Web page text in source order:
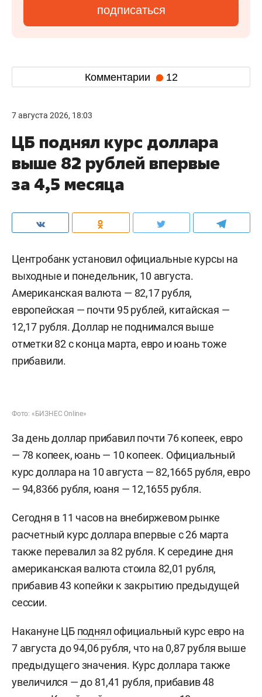
подписаться
Комментарии 12
7 августа 2026, 18:03
ЦБ поднял курс доллара
выше 82 рублей впервые
за 4,5 месяца
Центробанк установил официальные курсы на
выходные и понедельник, 10 августа.
Американская валюта — 82,17 рубля,
европейская — почти 95 рублей, китайская —
12,17 рубля. Доллар не поднимался выше
отметки 82 с конца марта, евро и юань тоже
прибавили.
Фото: «БИЗНЕС Online»
За день доллар прибавил почти 76 копеек, евро
— 78 копеек, юань — 10 копеек. Официальный
курс доллара на 10 августа — 82,1665 рубля, евро
— 94,8366 рубля, юаня — 12,1655 рубля.
Сегодня в 11 часов на внебиржевом рынке
расчетный курс доллара впервые с 26 марта
также перевалил за 82 рубля. К середине дня
американская валюта стоила 82,01 рубля,
прибавив 43 копейки к закрытию предыдущей
сессии.
Накануне ЦБ поднялофициальный курс евро на
7 августа до 94,06 рубля, что на 0,87 рубля выше
предыдущего значения. Курс доллара также
увеличился — до 81,41 рубля, прибавив 48